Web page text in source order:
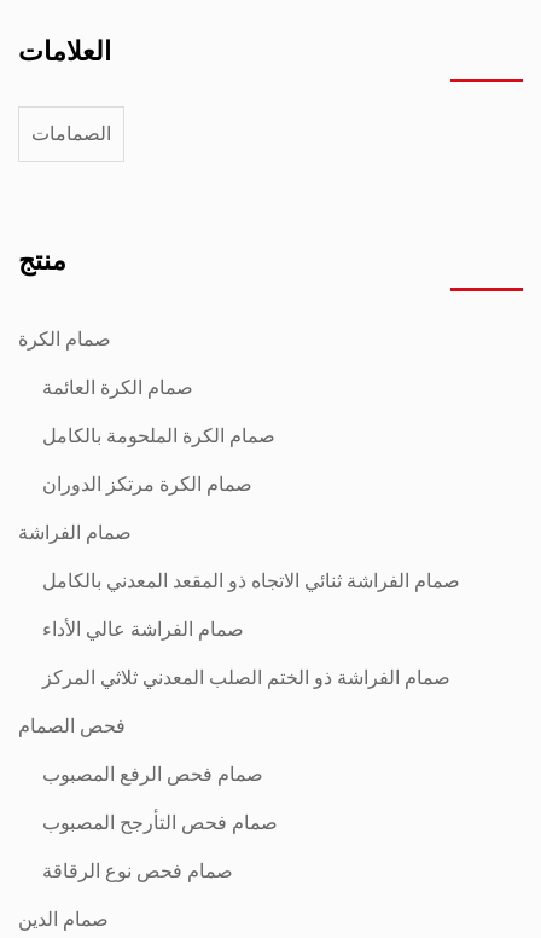
العلامات
الصمامات
منتج
صمام الكرة
صمام الكرة العائمة
صمام الكرة الملحومة بالكامل
صمام الكرة مرتكز الدوران
صمام الفراشة
صمام الفراشة ثنائي الاتجاه ذو المقعد المعدني بالكامل
صمام الفراشة عالي الأداء
صمام الفراشة ذو الختم الصلب المعدني ثلاثي المركز
فحص الصمام
صمام فحص الرفع المصبوب
صمام فحص التأرجح المصبوب
صمام فحص نوع الرقاقة
صمام الدين